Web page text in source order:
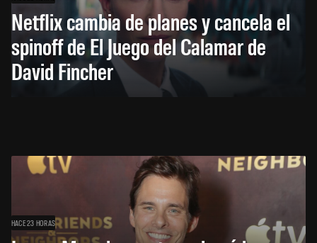
Netflix cambia de planes y cancela el
spinoff de El Juego del Calamar de
David Fincher
HACE 23 HORAS